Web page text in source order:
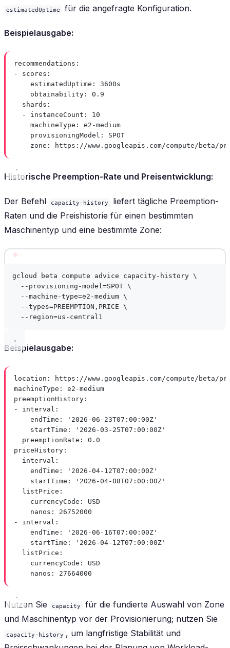
estimatedUptime für die angefragte Konfiguration.
Beispielausgabe:
recommendations :
- scores :
estimatedUptime : 3600s
obtainability : 0.9
shards :
- instanceCount : 10
machineType : e2-medium
provisioningModel : SPOT
zone : https://www.googleapis.com/compute/beta/
Historische Preemption-Rate und Preisentwicklung:
Der Befehl capacity-history
liefert tägliche Preemption-
Raten und die Preishistorie für einen bestimmten
Maschinentyp und eine bestimmte Zone:
gcloud beta compute advice capacity-history \
--provisioning-model=SPOT \
--machine-type=e2-medium \
--types=PREEMPTION,PRICE \
--region=us-central1
Beispielausgabe:
location :
https://www.googleapis.com/compute/beta/
machineType : e2-medium
preemptionHistory :
- interval :
endTime :
'2026-06-23T07:00:00Z'
startTime :
'2026-03-25T07:00:00Z'
preemptionRate : 0.0
priceHistory :
- interval :
endTime :
'2026-04-12T07:00:00Z'
startTime :
'2026-04-08T07:00:00Z'
listPrice :
currencyCode : USD
nanos : 26752000
- interval :
endTime :
'2026-06-16T07:00:00Z'
startTime :
'2026-04-12T07:00:00Z'
listPrice :
currencyCode : USD
nanos : 27664000
Nutzen Sie capacity
für die fundierte Auswahl von Zone
und Maschinentyp vor der Provisionierung; nutzen Sie
capacity-history , um langfristige Stabilität und